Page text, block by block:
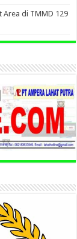
Area di TMMD 129